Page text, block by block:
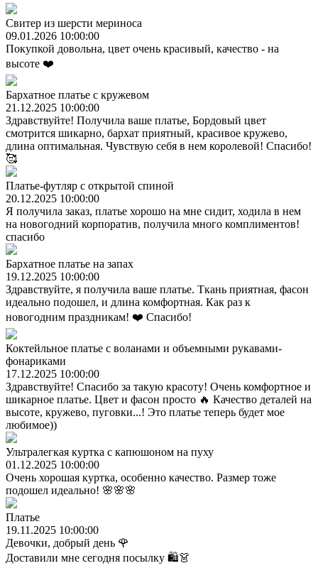
Свитер из шерсти мериноса
09.01.2026 10:00:00
Покупкой довольна, цвет очень красивый, качество - на
высоте ❤️
Бархатное платье с кружевом
21.12.2025 10:00:00
Здравствуйте! Получила ваше платье, Бордовый цвет
смотрится шикарно, бархат приятный, красивое кружево,
длина оптимальная. Чувствую себя в нем королевой! Спасибо!
🥰
Платье-футляр с открытой спиной
20.12.2025 10:00:00
Я получила заказ, платье хорошо на мне сидит, ходила в нем
на новогодний корпоратив, получила много комплиментов!
спасибо
Бархатное платье на запах
19.12.2025 10:00:00
Здравствуйте, я получила ваше платье. Ткань приятная, фасон
идеально подошел, и длина комфортная. Как раз к
новогодним праздникам! ❤️ Спасибо!
Коктейльное платье с воланами и объемными рукавами-
фонариками
17.12.2025 10:00:00
Здравствуйте! Спасибо за такую красоту! Очень комфортное и
шикарное платье. Цвет и фасон просто 🔥 Качество деталей на
высоте, кружево, пуговки...! Это платье теперь будет мое
любимое))
Ультралегкая куртка с капюшоном на пуху
01.12.2025 10:00:00
Очень хорошая куртка, особенно качество. Размер тоже
подошел идеально! 🌸🌸🌸
Платье
19.11.2025 10:00:00
Девочки, добрый день 🌹
Доставили мне сегодня посылку 🛍️👗